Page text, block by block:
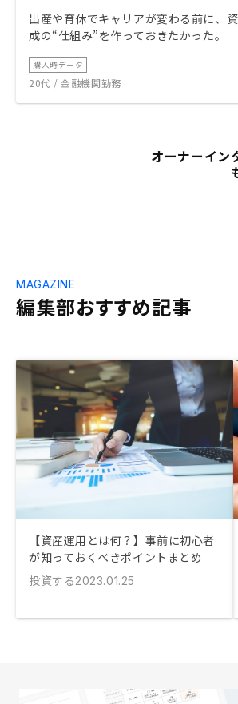
出産や育休でキャリアが変わる前に、
成の“仕組み”を作っておきたかった。
購入時データ
20代 / 金融機関勤務
オーナーイン
編集部おすすめ記事
MAGAZINE
【資産運用とは何？】事前に初心者
が知っておくべきポイントまとめ
投資する2023.01.25